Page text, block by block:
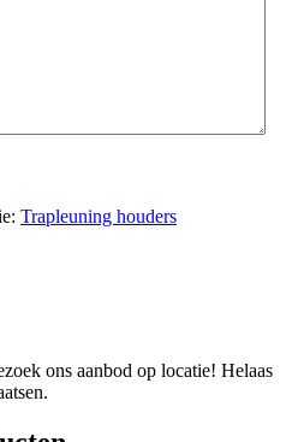
Trapleuning houders
ons aanbod op locatie! Helaas